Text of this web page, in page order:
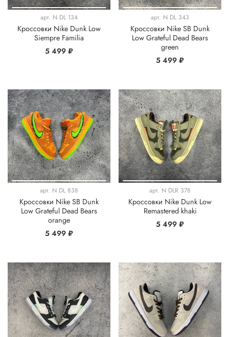
арт. N DL 134
Кроссовки Nike Dunk Low
Siempre Familia
5 499 ₽
арт. N DL 343
Кроссовки Nike SB Dunk
Low Grateful Dead Bears
green
5 499 ₽
арт. N DL 838
Кроссовки Nike SB Dunk
Low Grateful Dead Bears
orange
5 499 ₽
арт. N DLR 378
Кроссовки Nike Dunk Low
Remastered khaki
5 499 ₽